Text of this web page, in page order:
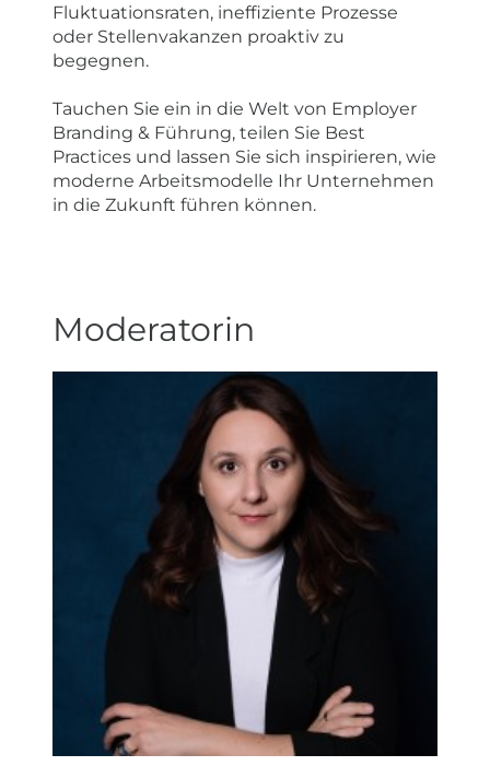
Fluktuationsraten, ineffiziente Prozesse
oder Stellenvakanzen proaktiv zu
begegnen.
Tauchen Sie ein in die Welt von Employer
Branding & Führung, teilen Sie Best
Practices und lassen Sie sich inspirieren, wie
moderne Arbeitsmodelle Ihr Unternehmen
in die Zukunft führen können.
Moderatorin